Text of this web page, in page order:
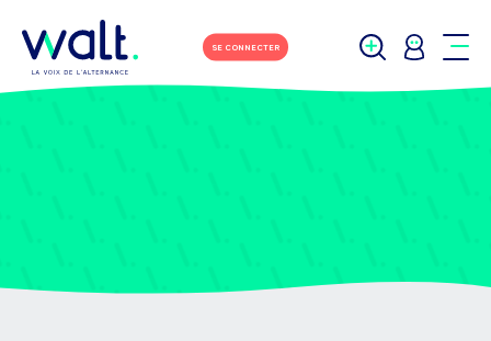
SE CONNECTER